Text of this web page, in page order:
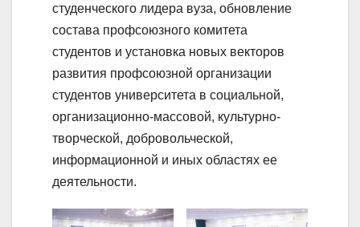
студенческого лидера вуза, обновление
состава профсоюзного комитета
студентов и установка новых векторов
развития профсоюзной организации
студентов университета в социальной,
организационно-массовой, культурно-
творческой, добровольческой,
информационной и иных областях ее
деятельности.